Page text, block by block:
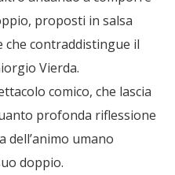
proposti in salsa
che contraddistingue il
Vierda.
comico, che lascia
profonda riflessione
dell’animo umano
doppio.